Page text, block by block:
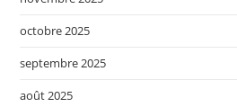
octobre 2025
septembre 2025
août 2025